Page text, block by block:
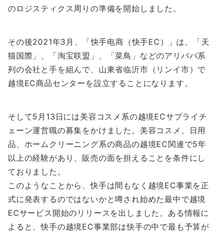
のロジスティクス周りの準備を開始しました。
その後2021年3月、「快手电商（快手EC）」は、「天
猫国際」、「淘宝联盟」、「菜鳥」などのアリババ系
列の会社と手を組んで、山東省临沂市（リンイ市）で
越境EC商品センターを設立することになります。
そして5月13日には美容コスメ系の越境ECサプライチ
ェーン運営職の募集をかけました。美容コスメ、日用
品、ホームクリーニング系の商品の越境EC関連で5年
以上の経験があり、販売の面を担えることを条件にし
ておりました。
このようなことから、快手は間もなく越境EC事業を正
式に発表するのではないかと噂され始めた最中で越境
ECサービス開始のリリースを出しました。ある情報に
よると、快手の越境EC事業部は快手の中で最も予算が